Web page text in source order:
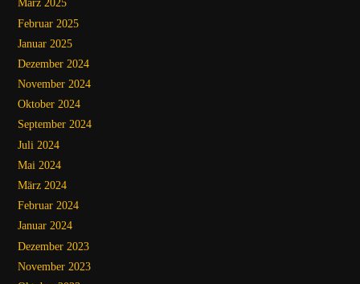
März 2025
Februar 2025
Januar 2025
Dezember 2024
November 2024
Oktober 2024
September 2024
Juli 2024
Mai 2024
März 2024
Februar 2024
Januar 2024
Dezember 2023
November 2023